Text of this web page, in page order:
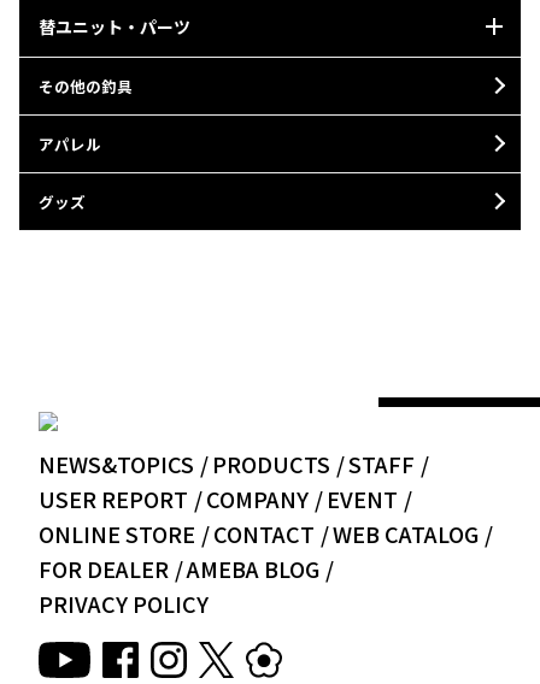
替ユニット・パーツ
その他の釣具
アパレル
グッズ
NEWS&TOPICS PRODUCTS
STAFF
USER REPORT
COMPANY
EVENT
ONLINE STORE
CONTACT
WEB CATALOG
FOR DEALER
AMEBA BLOG
PRIVACY POLICY